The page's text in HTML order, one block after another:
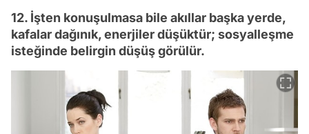
12. İşten konuşulmasa bile akıllar başka yerde,
kafalar dağınık, enerjiler düşüktür; sosyalleşme
isteğinde belirgin düşüş görülür.